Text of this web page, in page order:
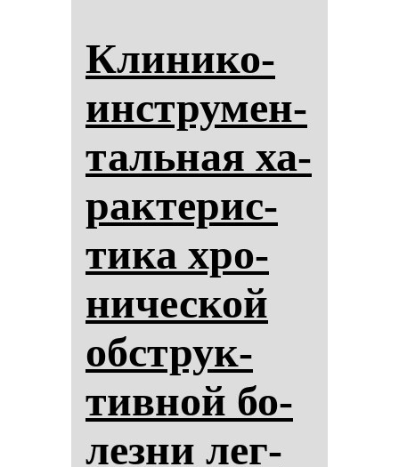
Кли­ни­ко-
инстру­мен­
таль­ная ха­
рак­те­рис­
ти­ка хро­
ни­чес­кой
обструк­
тив­ной бо­
лез­ни лег­